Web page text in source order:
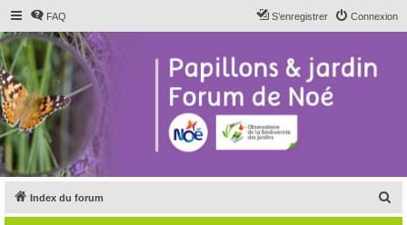
FAQ Connexion
S’enregistrer
Index du forum
e